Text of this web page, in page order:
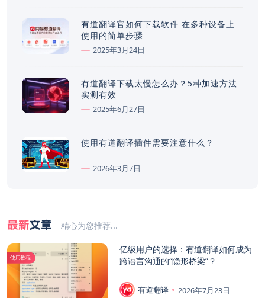
有道翻译官如何下载软件 在多种设备上
使用的简单步骤
2025年3月24日
有道翻译下载太慢怎么办？5种加速方法
实测有效
2025年6月27日
使用有道翻译插件需要注意什么？
2026年3月7日
最新文章 精心为您推荐...
使用教程
亿级用户的选择：有道翻译如何成为
跨语言沟通的“隐形桥梁”？
有道翻译 2026年7月23日